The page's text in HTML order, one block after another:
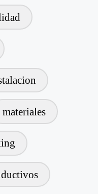
materiales